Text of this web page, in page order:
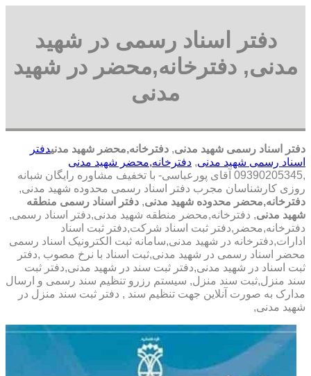
دفتر اسناد رسمی در شهید
مدنی, دفترخانه,محضر در شهید
مدنی
دفتر اسناد رسمی شهید مدنی, دفترخانه,محضر شهید مدنیدفتر
اسناد رسمی شهید مدنی, دفترخانه,محضر شهید مدنی
,09390205345 آقای پورعباسی- با تخفیف مشاوره رايگان شبانه
روزی کارشناسان مجرب دفتر اسناد رسمی محدوده شهید مدنی,
دفترخانه,محضر محدوده شهید مدنی, دفتر اسناد رسمی منطقه
شهید مدنی, دفترخانه,محضر منطقه شهید مدنی,دفتر اسناد رسمی,
دفترخانه,محضر,دفتر ثبت اسناد شرکت,دفتر ثبت اسناد
ادارات,دفترخانه در شهید مدنی,سامانه ثبت الکترونیک اسناد رسمی
محضر اسناد رسمی در شهید مدنی,ثبت اسناد با نرخ مصوب ,دفتر
ثبت اسناد در شهید مدنی,دفتر ثبت سند در شهید مدنی,دفتر ثبت
سند منزل,ثبت سند منزل, سیستم رزرو تنظیم سند رسمی و ارسال
مدارک به صورت آنلاین جهت تنظیم سند , دفتر ثبت سند منزل در
شهید مدنی,